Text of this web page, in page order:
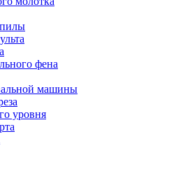
фена
машины
уровня